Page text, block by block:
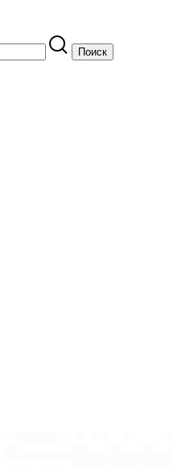
Поиск